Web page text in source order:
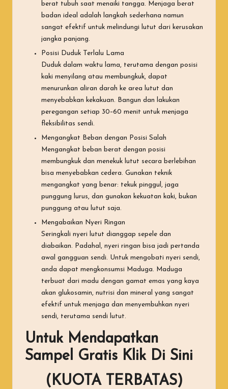
berat tubuh saat menaiki tangga. Menjaga berat
badan ideal adalah langkah sederhana namun
sangat efektif untuk melindungi lutut dari kerusakan
jangka panjang.
Posisi Duduk Terlalu Lama
Duduk dalam waktu lama, terutama dengan posisi
kaki menyilang atau membungkuk, dapat
menurunkan aliran darah ke area lutut dan
menyebabkan kekakuan. Bangun dan lakukan
peregangan setiap 30–60 menit untuk menjaga
fleksibilitas sendi.
Mengangkat Beban dengan Posisi Salah
Mengangkat beban berat dengan posisi
membungkuk dan menekuk lutut secara berlebihan
bisa menyebabkan cedera. Gunakan teknik
mengangkat yang benar: tekuk pinggul, jaga
punggung lurus, dan gunakan kekuatan kaki, bukan
punggung atau lutut saja.
Mengabaikan Nyeri Ringan
Seringkali nyeri lutut dianggap sepele dan
diabaikan. Padahal, nyeri ringan bisa jadi pertanda
awal gangguan sendi. Untuk mengobati nyeri sendi,
anda dapat mengkonsumsi Maduga. Maduga
terbuat dari madu dengan gamat emas yang kaya
akan glukosamin, nutrisi dan mineral yang sangat
efektif untuk menjaga dan menyembuhkan nyeri
sendi, terutama sendi lutut.
Untuk Mendapatkan
Sampel Gratis Klik Di Sini
(KUOTA TERBATAS)